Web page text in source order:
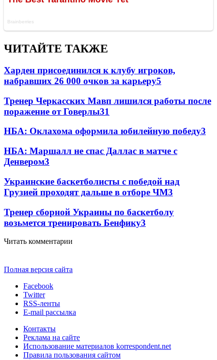
ЧИТАЙТЕ ТАКЖЕ
Харден присоединился к клубу игроков,
набравших 26 000 очков за карьеру5
Тренер Черкасских Мавп лишился работы после
поражение от Говерлы31
НБА: Оклахома оформила юбилейную победу3
НБА: Маршалл не спас Даллас в матче с
Денвером3
Украинские баскетболисты с победой над
Грузией проходят дальше в отборе ЧМ3
Тренер сборной Украины по баскетболу
возьмется тренировать Бенфику3
Читать комментарии
Полная версия сайта
Facebook
Twitter
RSS-ленты
E-mail рассылка
Контакты
Реклама на сайте
Использование материалов korrespondent.net
Правила пользования сайтом